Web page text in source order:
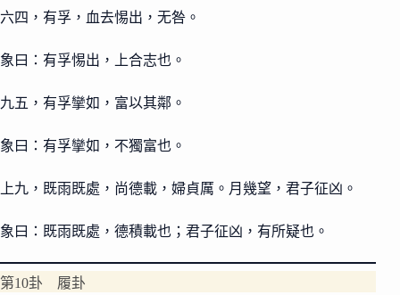
六四，有孚，血去惕出，无咎。
象曰：有孚惕出，上合志也。
九五，有孚攣如，富以其鄰。
象曰：有孚攣如，不獨富也。
上九，既雨既處，尚德載，婦貞厲。月幾望，君子征凶。
象曰：既雨既處，德積載也；君子征凶，有所疑也。
第10卦 履卦